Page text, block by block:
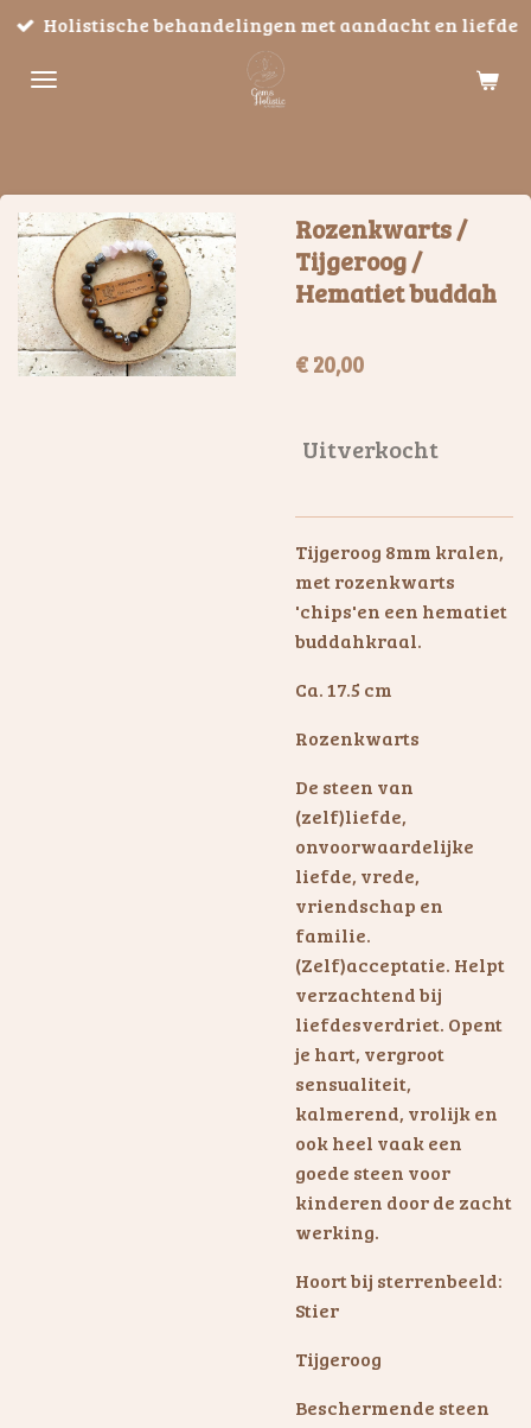
Ga
naar
Holistische behandelingen met aandacht en liefde
Rozenkwarts /
Tijgeroog /
Hematiet buddah
€ 20,00
Uitverkocht
Tijgeroog 8mm kralen,
met rozenkwarts
'chips'en een hematiet
buddahkraal.
Ca. 17.5 cm
Rozenkwarts
De steen van
(zelf)liefde,
onvoorwaardelijke
liefde, vrede,
vriendschap en
familie.
(Zelf)acceptatie. Helpt
verzachtend bij
liefdesverdriet. Opent
je hart, vergroot
sensualiteit,
kalmerend, vrolijk en
ook heel vaak een
goede steen voor
kinderen door de zacht
werking.
Hoort bij sterrenbeeld:
Stier
Tijgeroog
Beschermende steen